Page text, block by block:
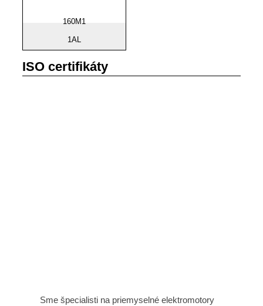
160M1
1AL
ISO certifikáty
Sme špecialisti na priemyselné elektromotory